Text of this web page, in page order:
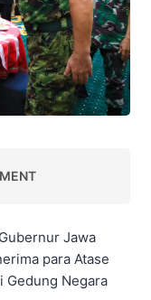
Jawa
para Atase
Gedung Negara